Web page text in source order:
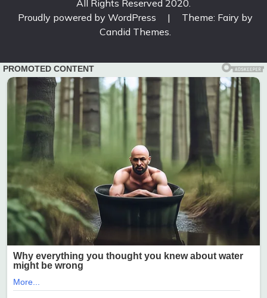
All Rights Reserved 2020.
Proudly powered by WordPress
|
Theme: Fairy by
Candid Themes